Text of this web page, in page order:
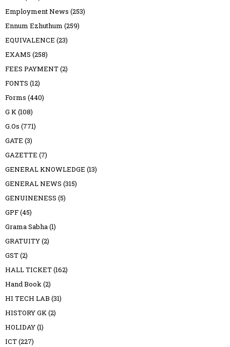
Employment News (253)
Ennum Ezhuthum (259)
EQUIVALENCE (23)
EXAMS (258)
FEES PAYMENT(2)
FONTS (12)
Forms (440)
G K(108)
G.Os (771)
GATE (3)
GAZETTE (7)
GENERAL KNOWLEDGE (13)
GENERAL NEWS (315)
GENUINENESS (5)
GPF(45)
Grama Sabha(1)
GRATUITY(2)
GST(2)
HALL TICKET(162)
Hand Book(2)
HI TECH LAB (31)
HISTORY GK(2)
HOLIDAY(1)
ICT(227)